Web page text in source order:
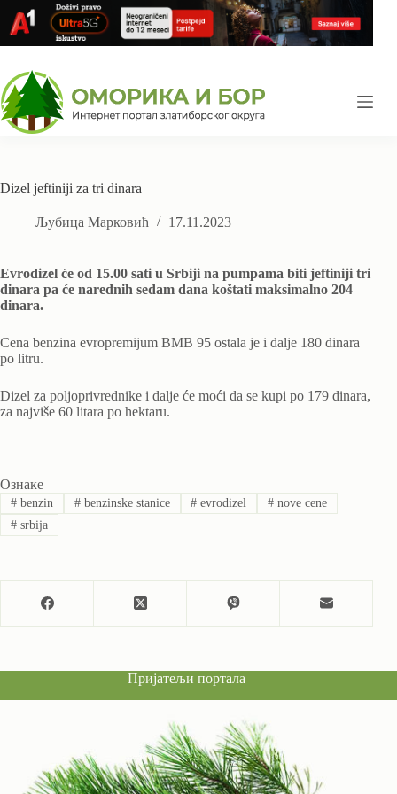
content
Dizel jeftiniji za tri dinara
Љубица Марковић 17.11.2023
Evrodizel će od 15.00 sati u Srbiji na pumpama biti jeftiniji tri
dinara pa će narednih sedam dana koštati maksimalno 204
dinara.
Cena benzina evropremijum BMB 95 ostala je i dalje 180 dinara
po litru.
Dizel za poljoprivrednike i dalje će moći da se kupi po 179 dinara,
za najviše 60 litara po hektaru.
Ознаке
#benzin #benzinske stanice # evrodizel # nove cene
#srbija
Пријатељи портала